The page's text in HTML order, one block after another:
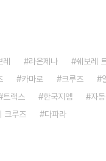
라온제나 쉐보레
카마로 크루즈
트랙스 한국지엠 자
크루즈 다파라